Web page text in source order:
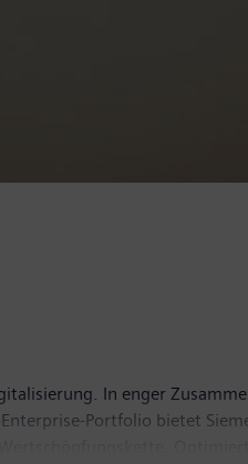
In enger
Portfolio bietet